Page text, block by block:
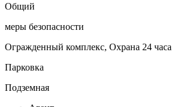
Общий
меры безопасности
Огражденный комплекс, Охрана 24 часа
Парковка
Подземная